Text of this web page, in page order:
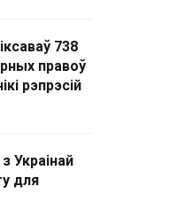
738
правоў
рэпрэсій
Украінай
для